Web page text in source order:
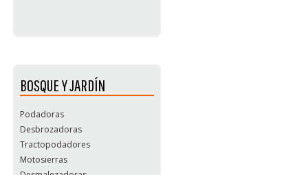
BOSQUE Y JARDÍN
Podadoras
Desbrozadoras
Tractopodadores
Motosierras